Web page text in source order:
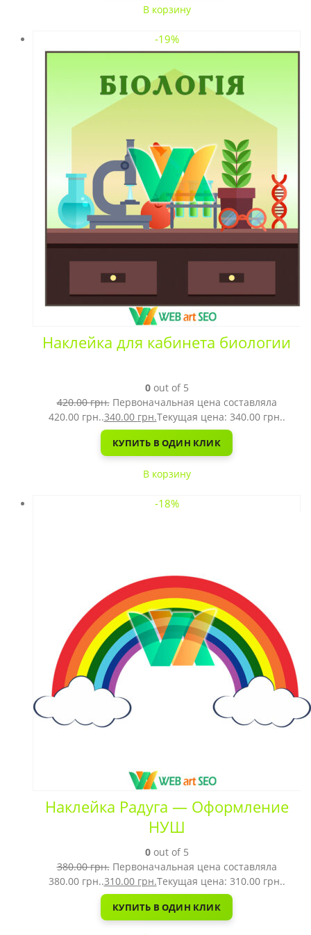
В корзину
-19%
Наклейка для кабинета биологии
0out of 5
420.00грн. Первоначальная цена составляла
420.00 грн..340.00 грн.Текущая цена: 340.00 грн..
КУПИТЬ В ОДИН КЛИК
В корзину
-18%
Наклейка Радуга — Оформление
НУШ
0out of 5
380.00грн. Первоначальная цена составляла
380.00 грн..310.00 грн.Текущая цена: 310.00 грн..
КУПИТЬ В ОДИН КЛИК